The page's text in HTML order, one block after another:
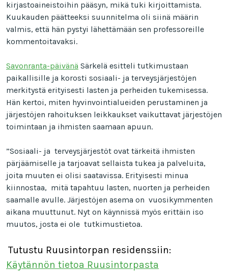
kirjastoaineistoihin pääsyn, mikä tuki kirjoittamista.
Kuukauden päätteeksi suunnitelma oli siinä määrin
valmis, että hän pystyi lähettämään sen professoreille
kommentoitavaksi.
Savonranta-päivänä Särkelä esitteli tutkimustaan
paikallisille ja korosti sosiaali- ja terveysjärjestöjen
merkitystä erityisesti lasten ja perheiden tukemisessa.
Hän kertoi, miten hyvinvointialueiden perustaminen ja
järjestöjen rahoituksen leikkaukset vaikuttavat järjestöjen
toimintaan ja ihmisten saamaan apuun.
”Sosiaali- ja terveysjärjestöt ovat tärkeitä ihmisten
pärjäämiselle ja tarjoavat sellaista tukea ja palveluita,
joita muuten ei olisi saatavissa. Erityisesti minua
kiinnostaa, mitä tapahtuu lasten, nuorten ja perheiden
saamalle avulle. Järjestöjen asema on vuosikymmenten
aikana muuttunut. Nyt on käynnissä myös erittäin iso
muutos, josta ei ole tutkimustietoa.
Tutustu Ruusintorpan residenssiin:
Käytännön tietoa Ruusintorpasta